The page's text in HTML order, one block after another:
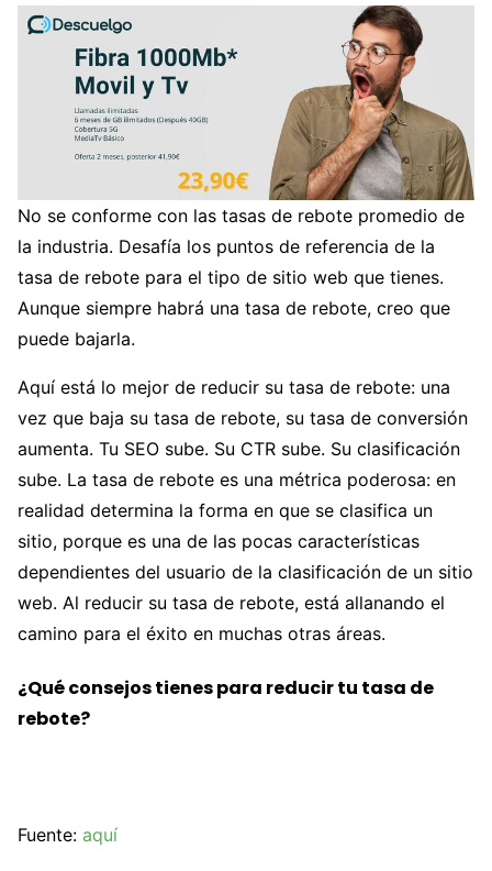
No se conforme con las tasas de rebote promedio de
la industria. Desafía los puntos de referencia de la
tasa de rebote para el tipo de sitio web que tienes.
Aunque siempre habrá una tasa de rebote, creo que
puede bajarla.
Aquí está lo mejor de reducir su tasa de rebote: una
vez que baja su tasa de rebote, su tasa de conversión
aumenta. Tu SEO sube. Su CTR sube. Su clasificación
sube. La tasa de rebote es una métrica poderosa: en
realidad determina la forma en que se clasifica un
sitio, porque es una de las pocas características
dependientes del usuario de la clasificación de un sitio
web. Al reducir su tasa de rebote, está allanando el
camino para el éxito en muchas otras áreas.
¿Qué consejos tienes para reducir tu tasa de
rebote?
Fuente: aquí